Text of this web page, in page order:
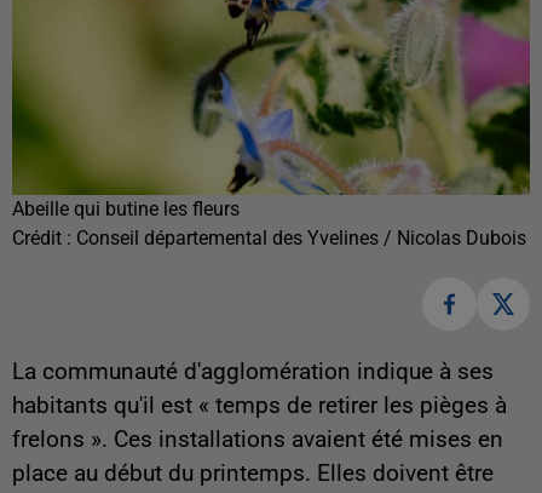
Abeille qui butine les fleurs
Crédit : Conseil départemental des Yvelines / Nicolas Dubois
La communauté d'agglomération indique à ses
habitants qu'il est « temps de retirer les pièges à
frelons ». Ces installations avaient été mises en
place au début du printemps. Elles doivent être